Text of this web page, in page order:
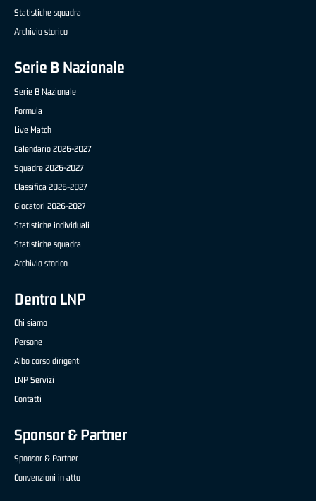
Statistiche squadra
Archivio storico
Serie B Nazionale
Serie B Nazionale
Formula
Live Match
Calendario 2026-2027
Squadre 2026-2027
Classifica 2026-2027
Giocatori 2026-2027
Statistiche individuali
Statistiche squadra
Archivio storico
Dentro LNP
Chi siamo
Persone
Albo corso dirigenti
LNP Servizi
Contatti
Sponsor & Partner
Sponsor & Partner
Convenzioni in atto